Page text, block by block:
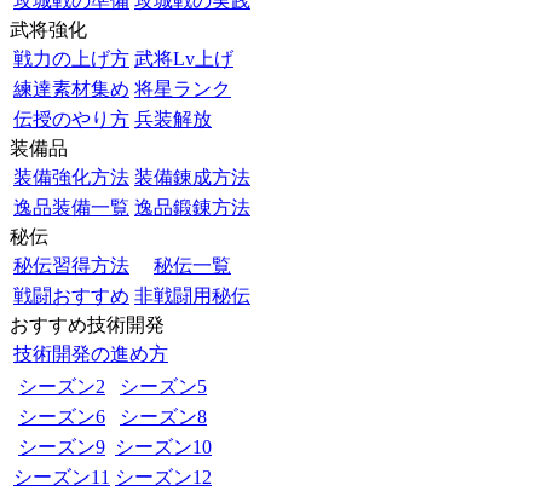
武将強化
戦力の上げ方 武将Lv上げ
練達素材集め 将星ランク
伝授のやり方 兵装解放
装備品
装備強化方法 装備錬成方法
逸品装備一覧 逸品鍛錬方法
秘伝
秘伝習得方法
秘伝一覧
戦闘おすすめ 非戦闘用秘伝
おすすめ技術開発
技術開発の進め方
シーズン2
シーズン5
シーズン6
シーズン8
シーズン9 シーズン10
シーズン11 シーズン12